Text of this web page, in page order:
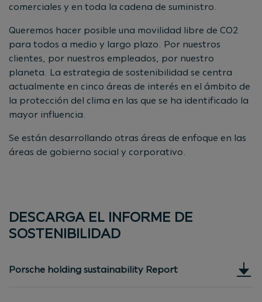
comerciales y en toda la cadena de suministro.
Queremos hacer posible una movilidad libre de CO2
para todos a medio y largo plazo. Por nuestros
clientes, por nuestros empleados, por nuestro
planeta. La estrategia de sostenibilidad se centra
actualmente en cinco áreas de interés en el ámbito de
la protección del clima en las que se ha identificado la
mayor influencia.
Se están desarrollando otras áreas de enfoque en las
áreas de gobierno social y corporativo.
DESCARGA EL INFORME DE
SOSTENIBILIDAD
Porsche holding sustainability Report